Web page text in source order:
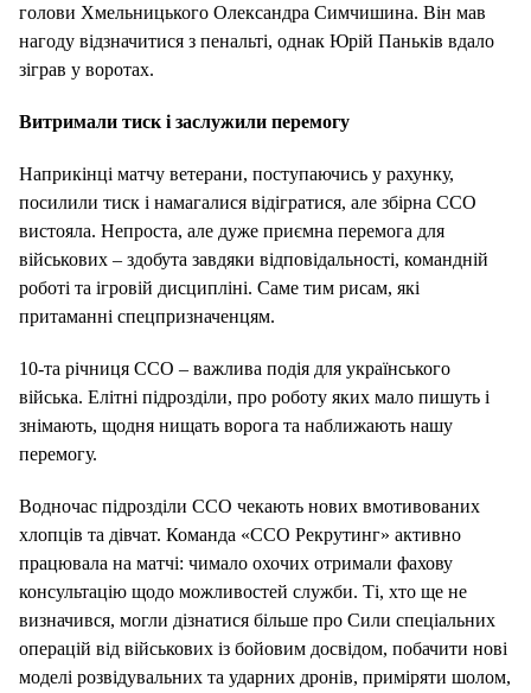
голови Хмельницького Олександра Симчишина. Він мав
нагоду відзначитися з пенальті, однак Юрій Паньків вдало
зіграв у воротах.
Витримали тиск і заслужили перемогу
Наприкінці матчу ветерани, поступаючись у рахунку,
посилили тиск і намагалися відігратися, але збірна ССО
вистояла. Непроста, але дуже приємна перемога для
військових – здобута завдяки відповідальності, командній
роботі та ігровій дисципліні. Саме тим рисам, які
притаманні спецпризначенцям.
10-та річниця ССО – важлива подія для українського
війська. Елітні підрозділи, про роботу яких мало пишуть і
знімають, щодня нищать ворога та наближають нашу
перемогу.
Водночас підрозділи ССО чекають нових вмотивованих
хлопців та дівчат. Команда «ССО Рекрутинг» активно
працювала на матчі: чимало охочих отримали фахову
консультацію щодо можливостей служби. Ті, хто ще не
визначився, могли дізнатися більше про Сили спеціальних
операцій від військових із бойовим досвідом, побачити нові
моделі розвідувальних та ударних дронів, приміряти шолом,